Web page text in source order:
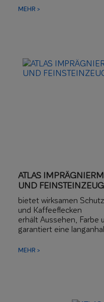
MEHR >
ATLAS
UND FEINSTEINZEUG
bietet wirksamen
und Kaffeeflecken
erhält Aussehen, Farbe
garantiert eine
MEHR >